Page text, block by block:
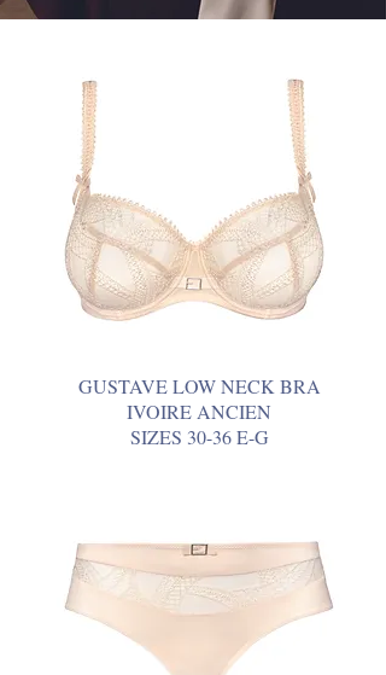
GUSTAVE LOW NECK BRA
IVOIRE ANCIEN
SIZES 30-36 E-G